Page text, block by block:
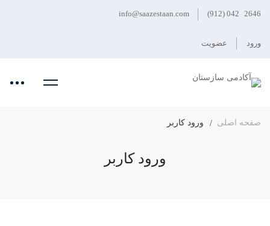
2646 042 (912)
info@saazestaan.com
ورود عضویت
صفحه اصلی ورود کاربر
ورود کاربر